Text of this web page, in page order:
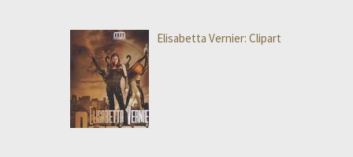
Elisabetta Vernier: Clipart